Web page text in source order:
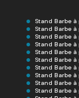
Stand Barbe à
Stand Barbe à
Stand Barbe à
Stand Barbe
Stand Barbe à
Stand Barbe à
Stand Barbe
Stand Barbe à
Stand Barbe à
Stand Barbe